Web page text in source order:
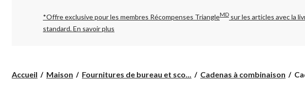
pour
changer
*Offre exclusive pour les membres Récompenses TriangleMD sur les articles avec la
standard.En savoir plus
Accueil Maison Fournitures de bureau et sco... Cadenas à combinaison